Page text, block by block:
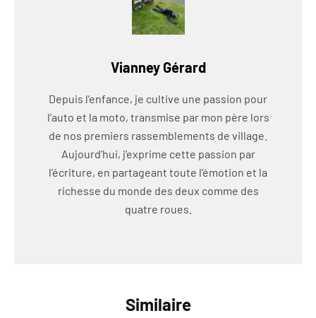
Vianney Gérard
Depuis l’enfance, je cultive une passion pour
l’auto et la moto, transmise par mon père lors
de nos premiers rassemblements de village.
Aujourd’hui, j’exprime cette passion par
l’écriture, en partageant toute l’émotion et la
richesse du monde des deux comme des
quatre roues.
Similaire